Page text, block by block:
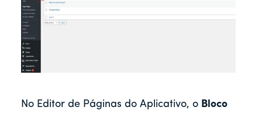
No Editor de Páginas do Aplicativo, o Bloco